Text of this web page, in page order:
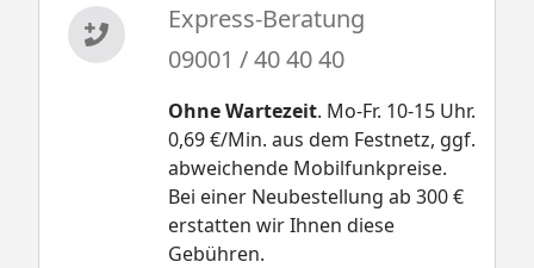
Express-Beratung
09001 / 40 40 40
Ohne Wartezeit. Mo-Fr. 10-15 Uhr.
0,69 €/Min. aus dem Festnetz, ggf.
abweichende Mobilfunkpreise.
Bei einer Neubestellung ab 300 €
erstatten wir Ihnen diese
Gebühren.